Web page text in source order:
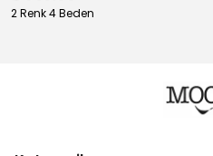
2 Renk 4 Beden